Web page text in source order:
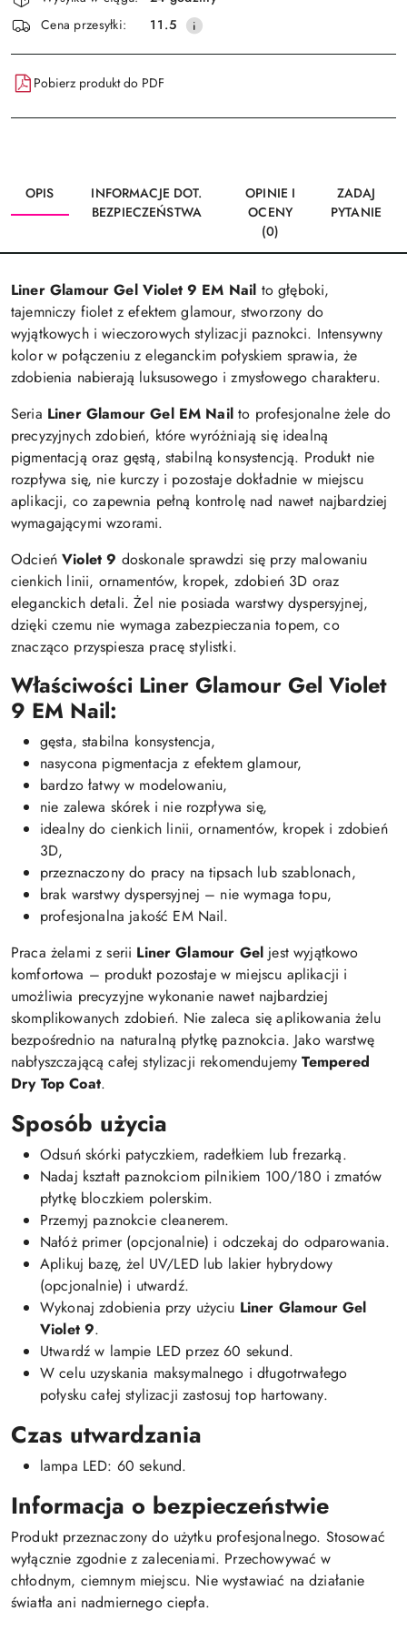
Wyślij
dostawa
Cena przesyłki:
11.5
Pobierz produkt do PDF
OPIS
INFORMACJE DOT.
BEZPIECZEŃSTWA
OPINIE I
OCENY
(0)
ZADAJ
PYTANIE
Liner Glamour Gel Violet 9 EM Nail to głęboki,
tajemniczy fiolet z efektem glamour, stworzony do
wyjątkowych i wieczorowych stylizacji paznokci. Intensywny
kolor w połączeniu z eleganckim połyskiem sprawia, że
zdobienia nabierają luksusowego i zmysłowego charakteru.
Seria Liner Glamour Gel EM Nailto profesjonalne żele do
precyzyjnych zdobień, które wyróżniają się idealną
pigmentacją oraz gęstą, stabilną konsystencją. Produkt nie
rozpływa się, nie kurczy i pozostaje dokładnie w miejscu
aplikacji, co zapewnia pełną kontrolę nad nawet najbardziej
wymagającymi wzorami.
OdcieńViolet 9 doskonale sprawdzi się przy malowaniu
cienkich linii, ornamentów, kropek, zdobień 3D oraz
eleganckich detali. Żel nie posiada warstwy dyspersyjnej,
dzięki czemu nie wymaga zabezpieczania topem, co
znacząco przyspiesza pracę stylistki.
Właściwości Liner Glamour Gel Violet
9 EM Nail:
gęsta, stabilna konsystencja,
nasycona pigmentacja z efektem glamour,
bardzo łatwy w modelowaniu,
nie zalewa skórek i nie rozpływa się,
idealny do cienkich linii, ornamentów, kropek i zdobień
3D,
przeznaczony do pracy na tipsach lub szablonach,
brak warstwy dyspersyjnej – nie wymaga topu,
profesjonalna jakość EM Nail.
Praca żelami z serii Liner Glamour Gel jest wyjątkowo
komfortowa – produkt pozostaje w miejscu aplikacji i
umożliwia precyzyjne wykonanie nawet najbardziej
skomplikowanych zdobień. Nie zaleca się aplikowania żelu
bezpośrednio na naturalną płytkę paznokcia. Jako warstwę
nabłyszczającą całej stylizacji rekomendujemyTempered
Dry Top Coat.
Sposób użycia
Odsuń skórki patyczkiem, radełkiem lub frezarką.
Nadaj kształt paznokciom pilnikiem 100/180 i zmatów
płytkę bloczkiem polerskim.
Przemyj paznokcie cleanerem.
Nałóż primer (opcjonalnie) i odczekaj do odparowania.
Aplikuj bazę, żel UV/LED lub lakier hybrydowy
(opcjonalnie) i utwardź.
Wykonaj zdobienia przy użyciu Liner Glamour Gel
Violet 9.
Utwardź w lampie LED przez 60 sekund.
W celu uzyskania maksymalnego i długotrwałego
połysku całej stylizacji zastosuj top hartowany.
Czas utwardzania
lampa LED: 60 sekund.
Informacja o bezpieczeństwie
Produkt przeznaczony do użytku profesjonalnego. Stosować
wyłącznie zgodnie z zaleceniami. Przechowywać w
chłodnym, ciemnym miejscu. Nie wystawiać na działanie
światła ani nadmiernego ciepła.